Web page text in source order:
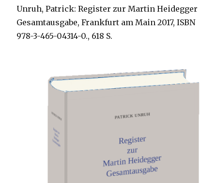
Unruh, Patrick: Register zur Martin Heidegger
Gesamtausgabe, Frankfurt am Main 2017, ISBN
978-3-465-04314-0., 618 S.